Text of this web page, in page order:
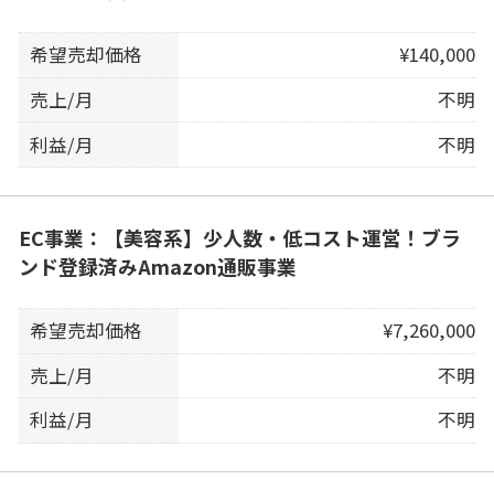
希望売却価格
¥140,000
売上/月
不明
利益/月
不明
EC事業：【美容系】少人数・低コスト運営！ブラ
ンド登録済みAmazon通販事業
希望売却価格
¥7,260,000
売上/月
不明
利益/月
不明